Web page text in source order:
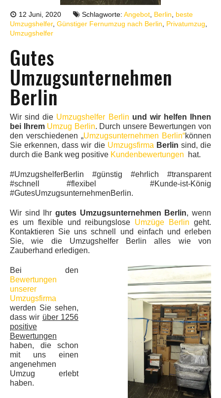
12 Juni, 2020 Schlagworte: Angebot, Berlin, beste
Umzugshelfer, Günstiger Fernumzug nach Berlin, Privatumzug,
Umzugshelfer
Gutes
Umzugsunternehmen
Berlin
Wir sind die Umzugshelfer Berlin und wir helfen Ihnen
bei Ihrem Umzug Berlin. Durch unsere Bewertungen von
den verschiedenen „Umzugsunternehmen Berlin“können
Sie erkennen, dass wir die Umzugsfirma Berlin sind, die
durch die Bank weg positive Kundenbewertungen hat.
#UmzugshelferBerlin #günstig #ehrlich #transparent
#schnell #flexibel #Kunde-ist-König
#GutesUmzugsunternehmenBerlin.
Wir sind Ihr gutes Umzugsunternehmen Berlin, wenn
es um flexible und reibungslose Umzüge Berlin geht.
Kontaktieren Sie uns schnell und einfach und erleben
Sie, wie die Umzugshelfer Berlin alles wie von
Zauberhand erledigen.
Bei den
Bewertungen
unserer
Umzugsfirma
werden Sie sehen,
dass wir über 1256
positive
Bewertungen
haben, die schon
mit uns einen
angenehmen
Umzug erlebt
haben.